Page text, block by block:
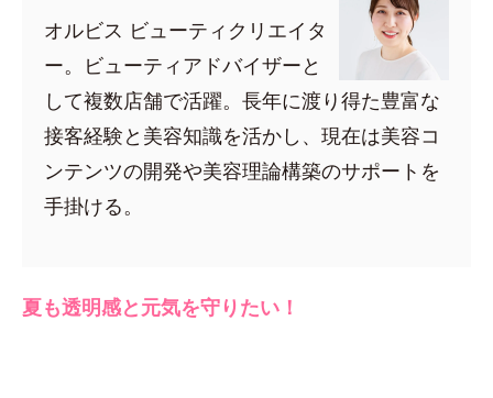
オルビス ビューティクリエイタ
ー。ビューティアドバイザーと
して複数店舗で活躍。長年に渡り得た豊富な
接客経験と美容知識を活かし、現在は美容コ
ンテンツの開発や美容理論構築のサポートを
手掛ける。
夏も透明感と元気を守りたい！